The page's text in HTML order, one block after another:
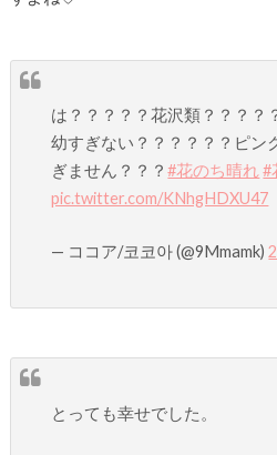
は？？？？？花沢類？？？？
幼すぎない？？？？？？ピン
ぎません？？？#花のち晴れ #
pic.twitter.com/KNhgHDXU47
— ココア/코코아 (@9Mmamk)
とっても幸せでした。